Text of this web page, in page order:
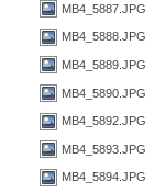
MB4_5887.JPG
MB4_5888.JPG
MB4_5889.JPG
MB4_5890.JPG
MB4_5892.JPG
MB4_5893.JPG
MB4_5894.JPG